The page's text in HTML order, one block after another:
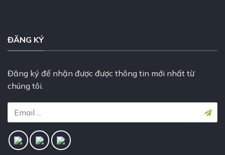
ĐĂNG KÝ
Đăng ký để nhận được được thông tin mới nhất từ
chúng tôi.